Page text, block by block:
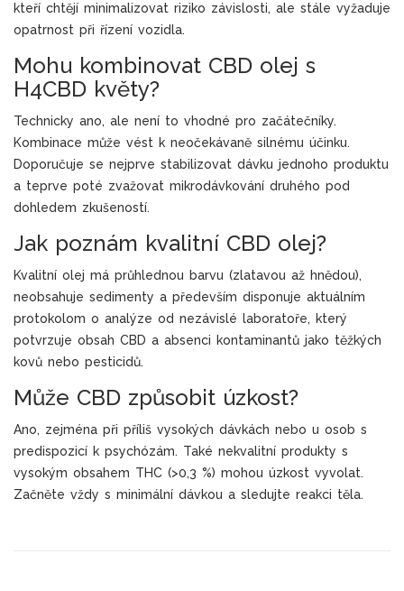
kteří chtějí minimalizovat riziko závislosti, ale stále vyžaduje
opatrnost při řízení vozidla.
Mohu kombinovat CBD olej s
H4CBD květy?
Technicky ano, ale není to vhodné pro začátečníky.
Kombinace může vést k neočekávaně silnému účinku.
Doporučuje se nejprve stabilizovat dávku jednoho produktu
a teprve poté zvažovat mikrodávkování druhého pod
dohledem zkušeností.
Jak poznám kvalitní CBD olej?
Kvalitní olej má průhlednou barvu (zlatavou až hnědou),
neobsahuje sedimenty a především disponuje aktuálním
protokolom o analýze od nezávislé laboratoře, který
potvrzuje obsah CBD a absenci kontaminantů jako těžkých
kovů nebo pesticidů.
Může CBD způsobit úzkost?
Ano, zejména při příliš vysokých dávkách nebo u osob s
predispozicí k psychózám. Také nekvalitní produkty s
vysokým obsahem THC (>0,3 %) mohou úzkost vyvolat.
Začněte vždy s minimální dávkou a sledujte reakci těla.